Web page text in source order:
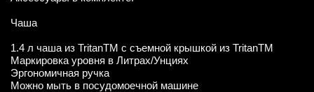
Чаша
1.4 л чаша из TritanTM с съемной крышкой из TritanTM
Маркировка уровня в Литрах/Унциях
Эргономичная ручка
Можно мыть в посудомоечной машине